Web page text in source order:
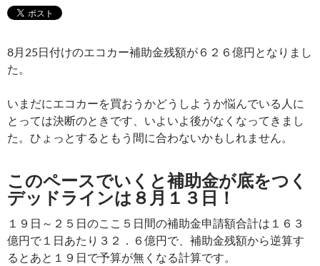
8月25日付けのエコカー補助金残額が６２６億円となりまし
た。
いまだにエコカーを買おうかどうしようか悩んでいる人に
とっては決断のときです、いよいよ後がなくなってきまし
た。ひょっとするともう間に合わないかもしれません。
このペースでいくと補助金が底をつく
デッドラインは８月１３日！
１９日～２５日のここ５日間の補助金申請額合計は１６３
億円で１日あたり３２．６億円で、補助金残額から逆算す
るとあと１９日で予算が無くなる計算です。